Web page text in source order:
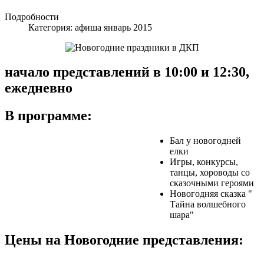
Подробности
Категория: афиша январь 2015
начало представлений в 10:00 и 12:30,
ежедневно
В программе:
Бал у новогодней
елки
Игры, конкурсы,
танцы, хороводы со
сказочными героями
Новогодняя сказка "
Тайна волшебного
шара"
Цены на Новогодние представления: